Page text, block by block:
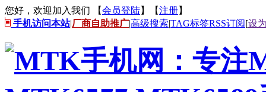
您好，欢迎加入我们 【会员登陆】【注册】
手机访问本站|厂商自助推广|高级搜索|TAG标签RSS订阅[设